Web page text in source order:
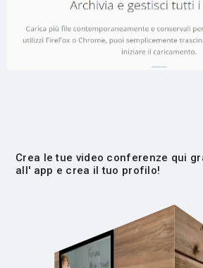
Crea le tue video conferenze qui
all' app e crea il tuo profilo!